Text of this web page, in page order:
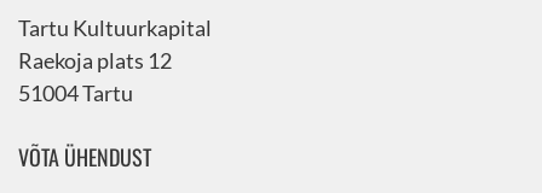
Tartu Kultuurkapital
Raekoja plats 12
51004 Tartu
VÕTA ÜHENDUST